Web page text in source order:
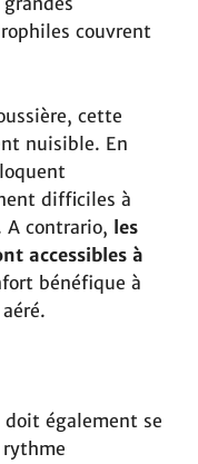
couvrent
cette
nuisible. En
difficiles à
A contrario, les
accessibles à
bénéfique à
également se